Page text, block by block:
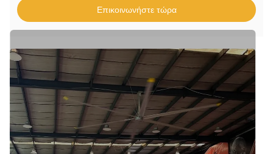
Επικοινωνήστε τώρα